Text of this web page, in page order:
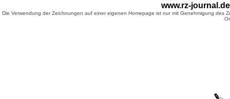
www.rz-
Die Verwendung der Zeichnungen auf einer eigenen Homepage ist nur mit Genehmigung